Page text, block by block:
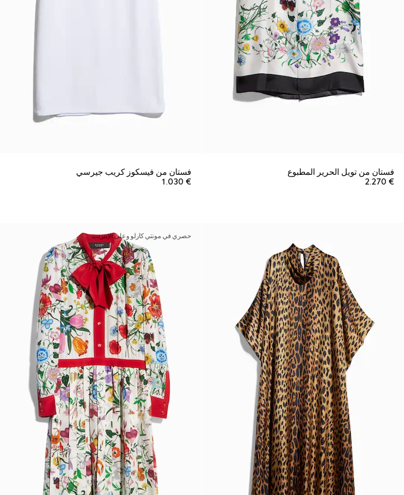
فستان من تويل الحرير المطبوع
€ 2.270
فستان من فيسكوز كريب جيرسي
€ 1.030
حصري في مونتي كارلو وعلى الإنترنت